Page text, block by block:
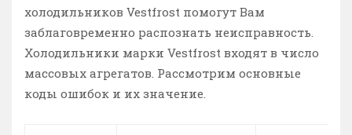
холодильников Vestfrost помогут Вам
заблаговременно распознать неисправность.
Холодильники марки Vestfrost входят в число
массовых агрегатов. Рассмотрим основные
коды ошибок и их значение.